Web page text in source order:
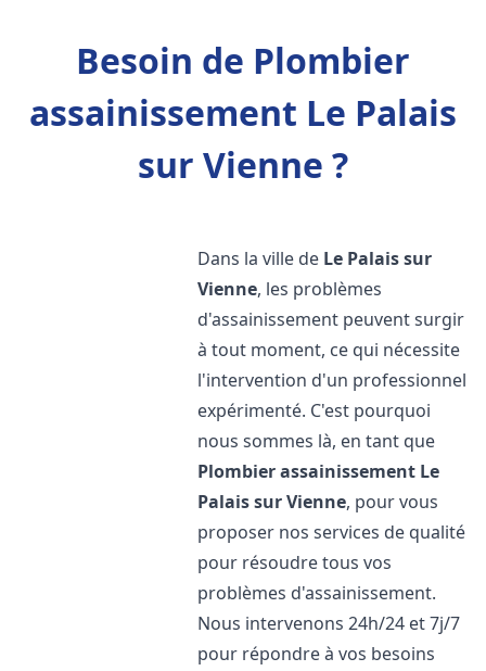
Besoin de Plombier
assainissement Le Palais
sur Vienne ?
Dans la ville de Le Palais sur
Vienne, les problèmes
d'assainissement peuvent surgir
à tout moment, ce qui nécessite
l'intervention d'un professionnel
expérimenté. C'est pourquoi
nous sommes là, en tant que
Plombier assainissement Le
Palais sur Vienne, pour vous
proposer nos services de qualité
pour résoudre tous vos
problèmes d'assainissement.
Nous intervenons 24h/24 et 7j/7
pour répondre à vos besoins